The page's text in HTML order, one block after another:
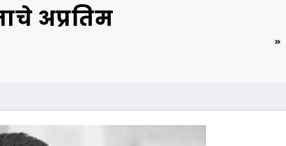
अप्रतिम